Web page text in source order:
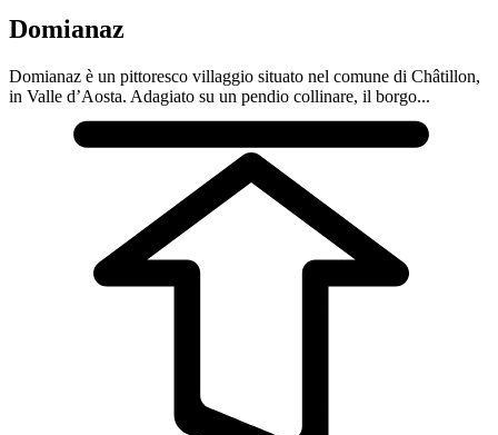
Domianaz
Domianaz è un pittoresco villaggio situato nel comune di Châtillon,
in Valle d’Aosta. Adagiato su un pendio collinare, il borgo...